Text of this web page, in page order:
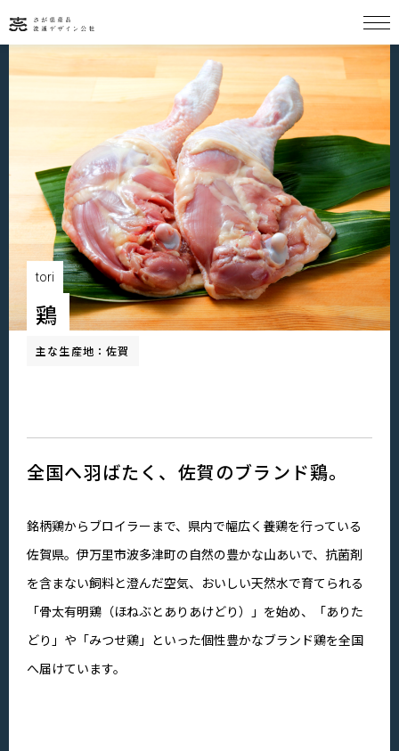
HOME
SAGAPIN一覧
SAGAPIN STORY
佐賀グルメ
tori
鶏
主な生産地：佐賀
全国へ羽ばたく、佐賀のブランド鶏。
銘柄鶏からブロイラーまで、県内で幅広く養鶏を行っている
佐賀県。伊万里市波多津町の自然の豊かな山あいで、抗菌剤
を含まない飼料と澄んだ空気、おいしい天然水で育てられる
「骨太有明鶏（ほねぶとありあけどり）」を始め、「ありた
どり」や「みつせ鶏」といった個性豊かなブランド鶏を全国
へ届けています。